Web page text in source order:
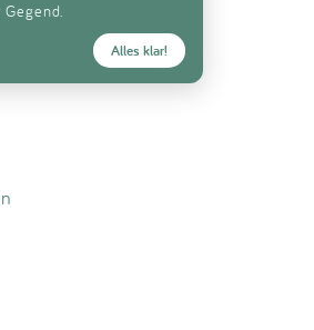
Alles klar!